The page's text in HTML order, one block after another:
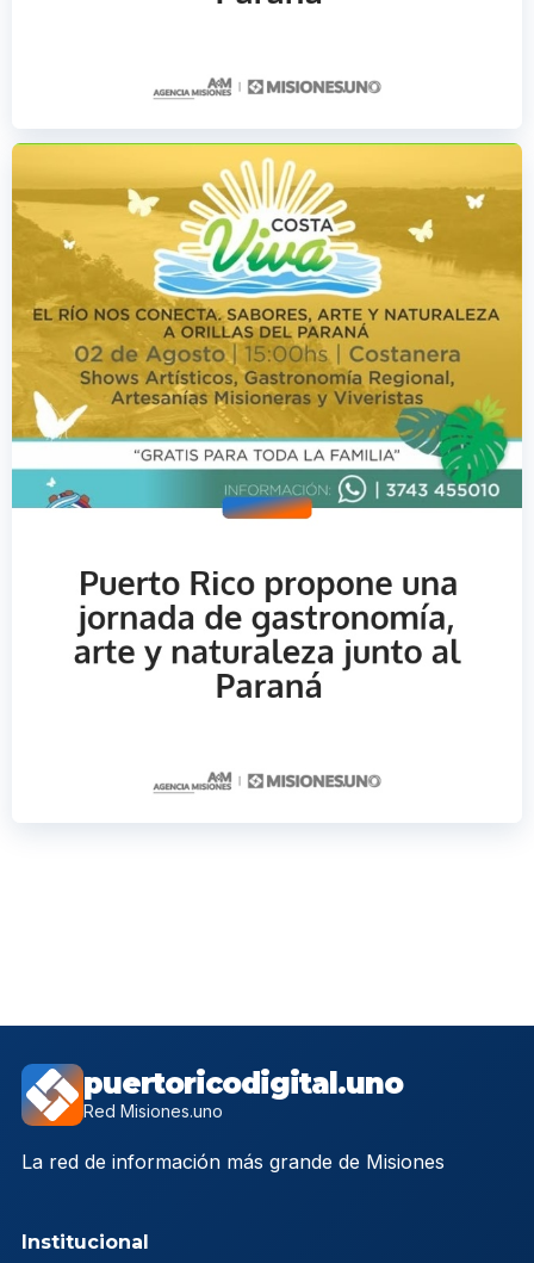
puertoricodigital.uno
Red Misiones.uno
La red de información más grande de Misiones
Institucional